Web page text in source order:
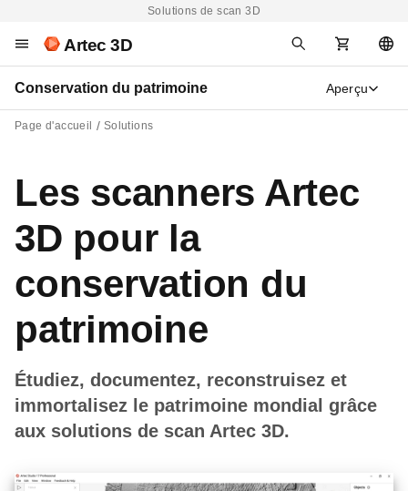
Solutions de scan 3D
Artec 3D
Conservation du patrimoine Aperçu
Page d'accueil Solutions
Les scanners Artec
3D pour la
conservation du
patrimoine
Étudiez, documentez, reconstruisez et
immortalisez le patrimoine mondial grâce
aux solutions de scan Artec 3D.